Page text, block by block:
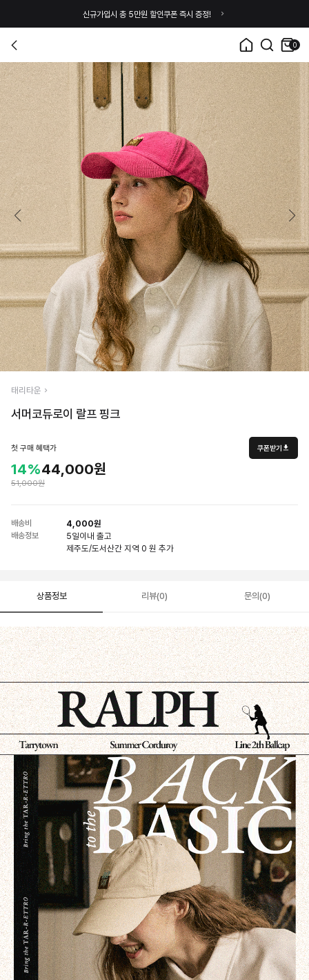
신규가입시 총 5만원 할인쿠폰 즉시 증정!
0
태리타운
서머코듀로이 랄프 핑크
첫 구매 혜택가 쿠폰받기
14%44,000원
51,000원
배송비 4,000원
배송정보 5일이내 출고
제주도/도서산간 지역 0 원 추가
상품정보 리뷰(0) 문의(0)